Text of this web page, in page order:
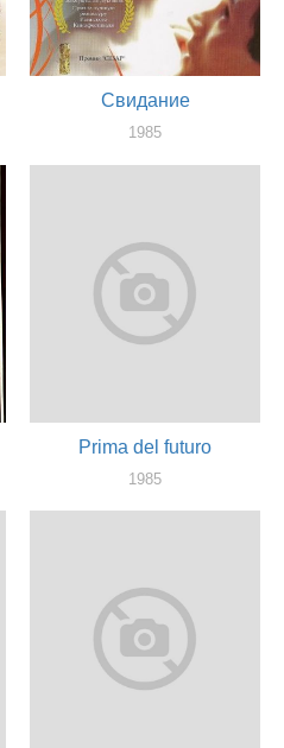
Свидание
1985
Prima del futuro
1985